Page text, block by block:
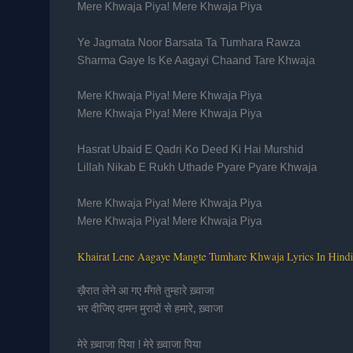
Mere Khwaja Piya! Mere Khwaja Piya
Ye Jagmata Noor Barsata Ta Tumhara Rawza
Sharma Gaye Is Ke Aagayi Chaand Tare Khwaja
Mere Khwaja Piya! Mere Khwaja Piya
Mere Khwaja Piya! Mere Khwaja Piya
Hasrat Ubaid E Qadri Ko Deed Ki Hai Murshid
Lillah Nikab E Rukh Uthade Pyare Pyare Khwaja
Mere Khwaja Piya! Mere Khwaja Piya
Mere Khwaja Piya! Mere Khwaja Piya
Khairat Lene Aagaye Mangte Tumhare Khwaja Lyrics In Hindi
ख़ैरात लेने आ गए मँगते तुम्हारे ख़्वाजा
भर दीजिए दामन मुरादों से हमारे, ख़्वाजा
मेरे ख़्वाजा पिया ! मेरे ख़्वाजा पिया